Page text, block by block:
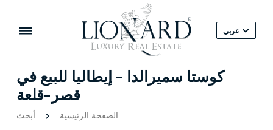
عربي
كوستا سميرالدا - إيطاليا للبيع في
قصر-قلعة
الصفحة الرئيسية أبحث